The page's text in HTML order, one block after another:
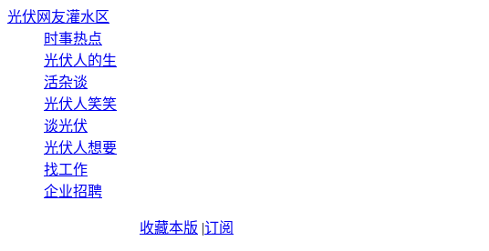
光伏网友灌水区
时事热点
光伏人的生
活杂谈
光伏人笑笑
谈光伏
光伏人想要
找工作
企业招聘
收藏本版 |订阅